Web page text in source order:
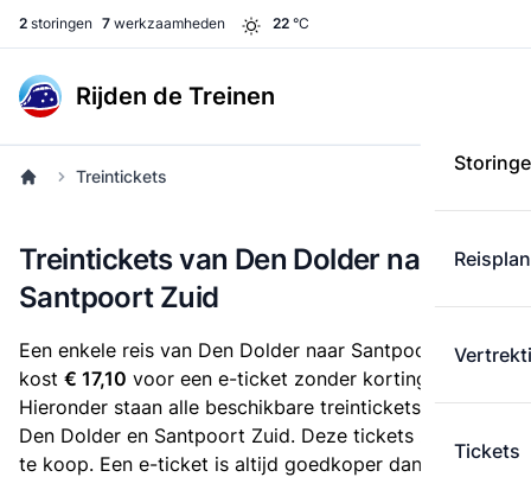
2 storingen 7 werkzaamheden 22 °C
Rijden de Treinen
Tickets
Treintickets
Treintickets van Den Dolder naar
Santpoort Zuid
Een enkele reis van Den Dolder naar Santpoort Zuid
kost € 17,10 voor een e-ticket zonder korting.
Hieronder staan alle beschikbare treintickets tussen
Den Dolder en Santpoort Zuid. Deze tickets zijn online
te koop. Een e-ticket is altijd goedkoper dan een